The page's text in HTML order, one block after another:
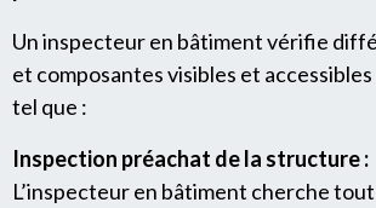
Un inspecteur en bâtiment vérifie
et composantes visibles et
tel que :
Inspection préachat de la structure :
L’inspecteur en bâtiment cherche